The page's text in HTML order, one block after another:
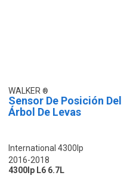
WALKER
Sensor De Posición Del
Árbol De Levas
International 4300lp
2016-2018
4300lp L6 6.7L